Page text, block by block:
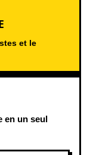
et le
en un seul